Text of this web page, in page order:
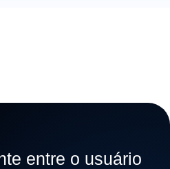
entre o usuário